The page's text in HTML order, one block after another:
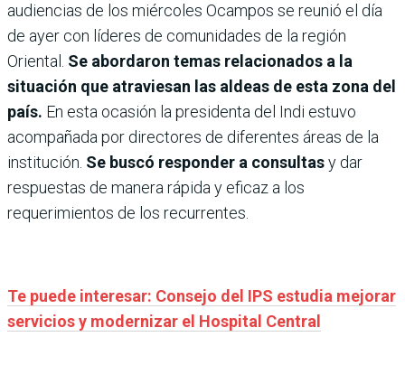
audiencias de los miércoles Ocampos se reunió el día
de ayer con líderes de comunidades de la región
Oriental. Se abordaron temas relacionados a la
situación que atraviesan las aldeas de esta zona del
país. En esta ocasión la presidenta del Indi estuvo
acompañada por directores de diferentes áreas de la
institución. Se buscó responder a consultasy dar
respuestas de manera rápida y eficaz a los
requerimientos de los recurrentes.
Te puede interesar: Consejo del IPS estudia mejorar
servicios y modernizar el Hospital Central